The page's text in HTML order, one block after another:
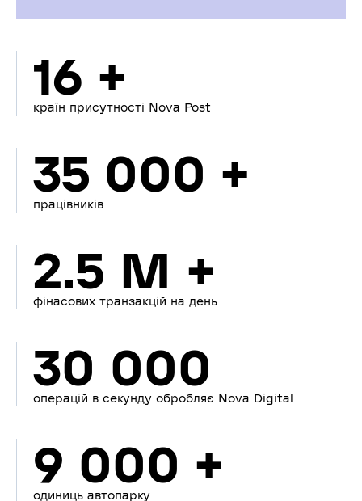
16 +
країн присутності Nova Post
35 000 +
працівників
2.5 M +
фінасових транзакцій на день
30 000
операцій в секунду обробляє Nova Digital
9 000 +
одиниць автопарку